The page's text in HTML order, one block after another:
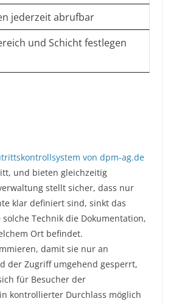
jederzeit abrufbar
und Schicht festlegen
von dpm-ag.de
und bieten gleichzeitig
stellt sicher, dass nur
klar definiert sind, sinkt das
Technik die Dokumentation,
Ort befindet.
damit sie nur an
der Zugriff umgehend gesperrt,
für Besucher der
kontrollierter Durchlass möglich